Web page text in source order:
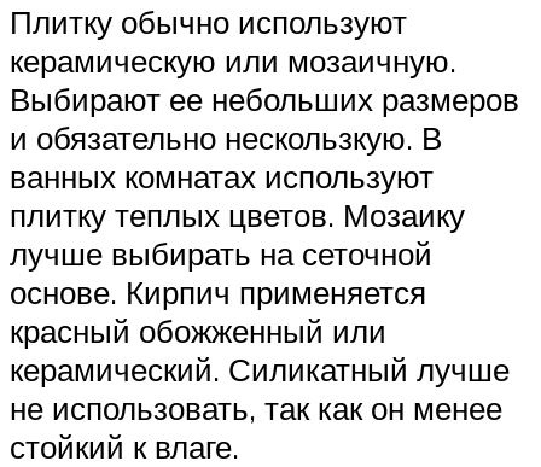
Плитку обычно используют
керамическую или мозаичную.
Выбирают ее небольших размеров
и обязательно нескользкую. В
ванных комнатах используют
плитку теплых цветов. Мозаику
лучше выбирать на сеточной
основе. Кирпич применяется
красный обожженный или
керамический. Силикатный лучше
не использовать, так как он менее
стойкий к влаге.